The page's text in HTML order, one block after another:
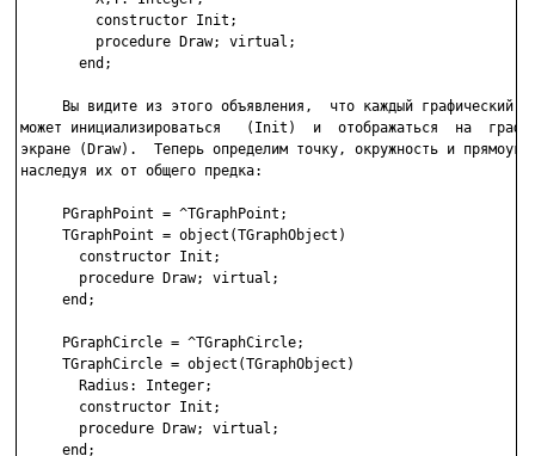
         constructor Init;
         procedure Draw; virtual;
       end;
Вы видите из этого объявления,  что каждый графический
может инициализироваться   (Init)  и  отображаться  на
экране (Draw).  Теперь определим точку, окружность и
наследуя их от общего предка:
     PGraphPoint = ^TGraphPoint;
     TGraphPoint = object(TGraphObject)
       constructor Init;
       procedure Draw; virtual;
     end;
     PGraphCircle = ^TGraphCircle;
     TGraphCircle = object(TGraphObject)
       Radius: Integer;
       constructor Init;
       procedure Draw; virtual;
     end;